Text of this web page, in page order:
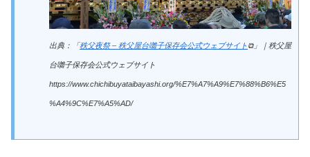
出典：「秩父夜祭 – 秩父屋台囃子保存会公式ウェブサイト ⧉」｜秩父屋
台囃子保存会公式ウェブサイト
https://www.chichibuyataibayashi.org/%E7%A7%A9%E7%88%B6%E5
%A4%9C%E7%A5%AD/